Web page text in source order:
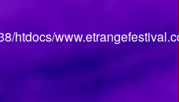
htdocs/